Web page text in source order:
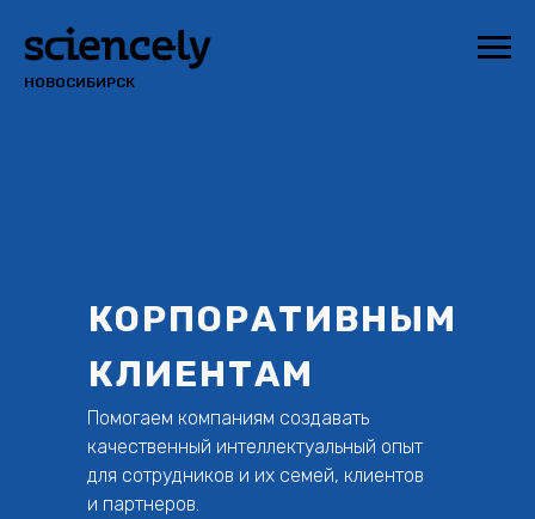
НОВОСИБИРСК
КОРПОРАТИВНЫМ
КЛИЕНТАМ
Помогаем компаниям создавать
качественный интеллектуальный опыт
для сотрудников и их семей, клиентов
и партнеров.